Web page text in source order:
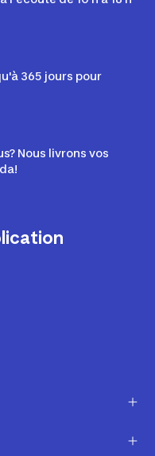
365 jours pour
Nous livrons vos